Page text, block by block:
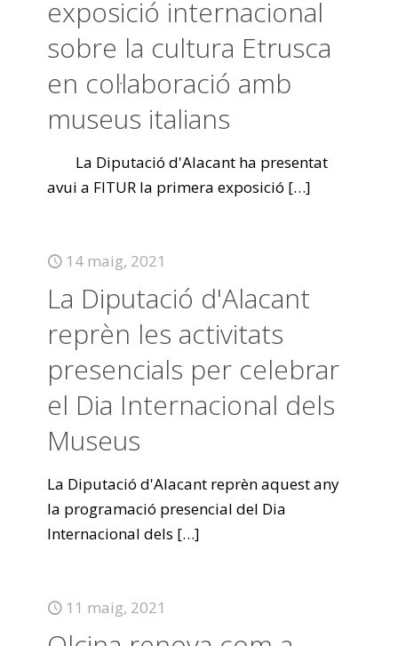
exposició internacional
sobre la cultura Etrusca
en col·laboració amb
museus italians
La Diputació d'Alacant ha presentat
avui a FITUR la primera exposició […]
14 maig, 2021
La Diputació d'Alacant
reprèn les activitats
presencials per celebrar
el Dia Internacional dels
Museus
La Diputació d'Alacant reprèn aquest any
la programació presencial del Dia
Internacional dels […]
11 maig, 2021